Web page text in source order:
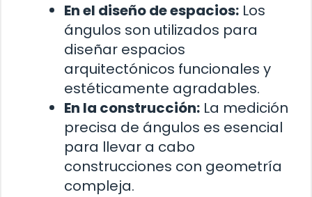
En el diseño de espacios: Los
ángulos son utilizados para
diseñar espacios
arquitectónicos funcionales y
estéticamente agradables.
En la construcción: La medición
precisa de ángulos es esencial
para llevar a cabo
construcciones con geometría
compleja.